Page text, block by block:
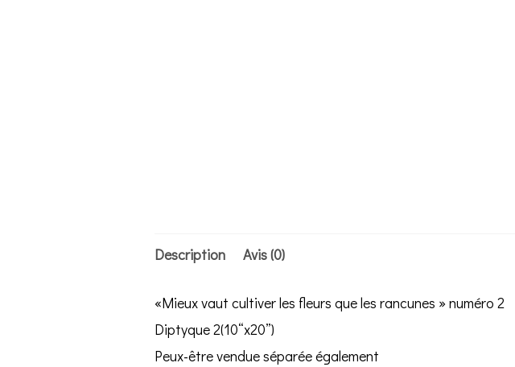
Description Avis (0)
«Mieux vaut cultiver les fleurs que les rancunes » numéro 2
Diptyque 2(10“x20”)
Peux-être vendue séparée également